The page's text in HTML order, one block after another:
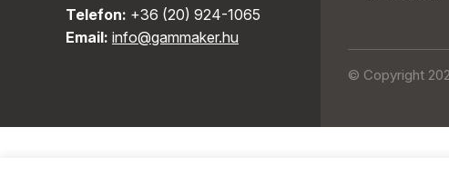
Telefon: +36 (20) 924-1065
Email: info@gammaker.hu
© Copyright